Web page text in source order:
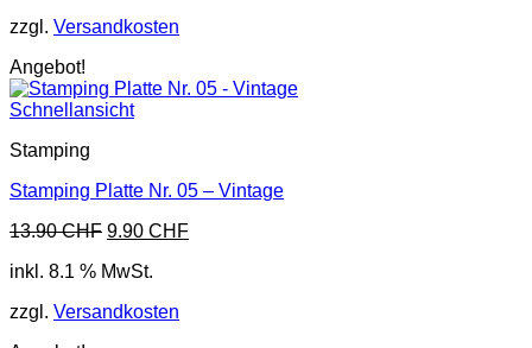
zzgl. Versandkosten
Angebot!
Schnellansicht
Stamping
Stamping Platte Nr. 05 – Vintage
13.90CHF Ursprünglicher
war:
9.90 CHFAktueller
inkl. 8.1 % MwSt.
zzgl. Versandkosten